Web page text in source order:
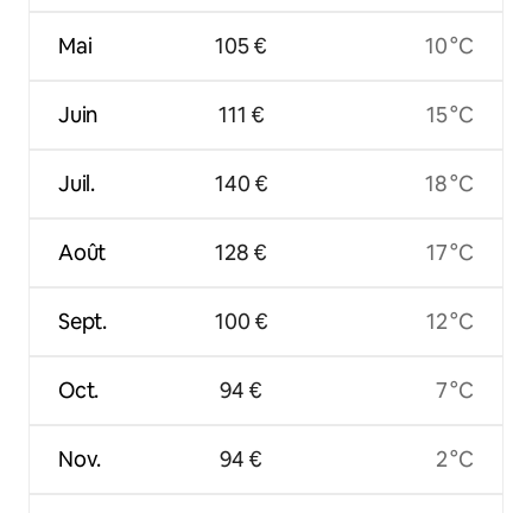
Mai
Juin
Juil.
Août
Sept.
Oct.
Nov.
105 €
111 €
140 €
128 €
100 €
94 €
94 €
10 °C
15 °C
18 °C
17 °C
12 °C
7 °C
2 °C